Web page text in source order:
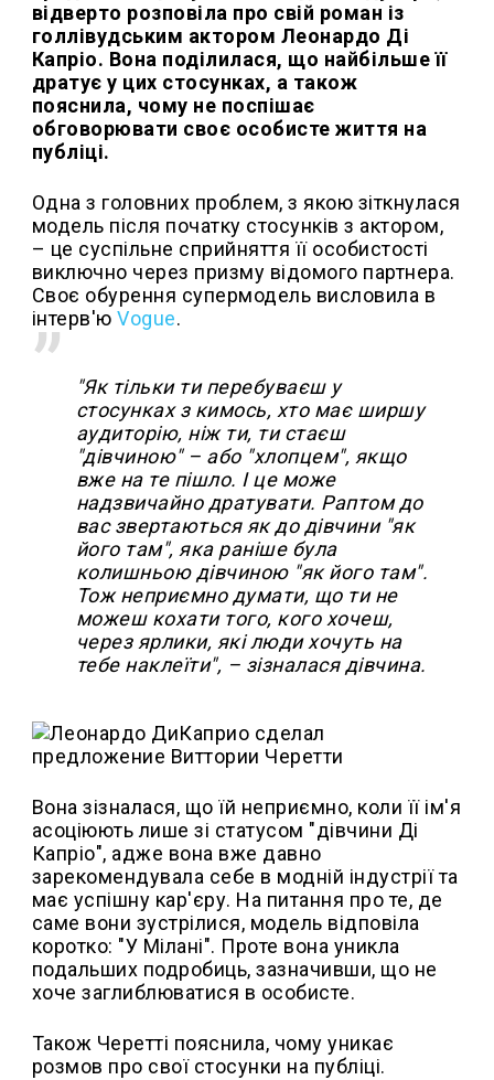
відверто розповіла про свій роман із
голлівудським актором Леонардо Ді
Капріо. Вона поділилася, що найбільше її
дратує у цих стосунках, а також
пояснила, чому не поспішає
обговорювати своє особисте життя на
публіці.
Одна з головних проблем, з якою зіткнулася
модель після початку стосунків з актором,
– це суспільне сприйняття її особистості
виключно через призму відомого партнера.
Своє обурення супермодель висловила в
інтерв'юVogue.
"Як тільки ти перебуваєш у
стосунках з кимось, хто має ширшу
аудиторію, ніж ти, ти стаєш
"дівчиною" – або "хлопцем", якщо
вже на те пішло. І це може
надзвичайно дратувати. Раптом до
вас звертаються як до дівчини "як
його там", яка раніше була
колишньою дівчиною "як його там".
Тож неприємно думати, що ти не
можеш кохати того, кого хочеш,
через ярлики, які люди хочуть на
тебе наклеїти", – зізналася дівчина.
Вона зізналася, що їй неприємно, коли її ім'я
асоціюють лише зі статусом "дівчини Ді
Капріо", адже вона вже давно
зарекомендувала себе в модній індустрії та
має успішну кар'єру. На питання про те, де
саме вони зустрілися, модель відповіла
коротко: "У Мілані". Проте вона уникла
подальших подробиць, зазначивши, що не
хоче заглиблюватися в особисте.
Також Черетті пояснила, чому уникає
розмов про свої стосунки на публіці.